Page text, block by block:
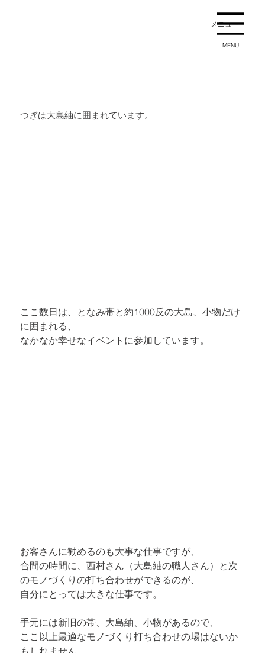
メニュー
MENU
つぎは大島紬に囲まれています。
ここ数日は、となみ帯と約1000反の大島、小物だけ
に囲まれる、
なかなか幸せなイベントに参加しています。
お客さんに勧めるのも大事な仕事ですが、
合間の時間に、西村さん（大島紬の職人さん）と次
のモノづくりの打ち合わせができるのが、
自分にとっては大きな仕事です。
手元には新旧の帯、大島紬、小物があるので、
ここ以上最適なモノづくり打ち合わせの場はないか
もしれません。